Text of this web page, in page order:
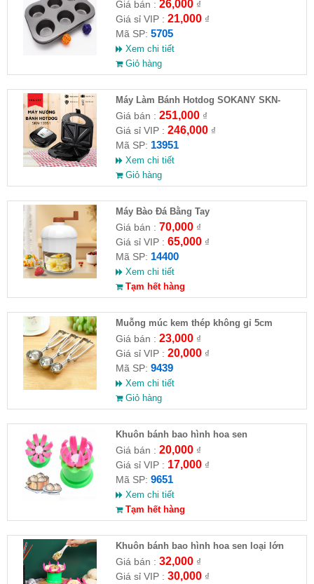
Giá bán : 26,000₫
Giá sỉ VIP : 21,000₫
Mã SP: 5705
Xem chi tiết
Giỏ hàng
Máy Làm Bánh Hotdog SOKANY SKN-
13951
Giá bán : 251,000₫
Giá sỉ VIP : 246,000₫
Mã SP: 13951
Xem chi tiết
Giỏ hàng
Máy Bào Đá Bằng Tay
Giá bán : 70,000₫
Giá sỉ VIP : 65,000₫
Mã SP: 14400
Xem chi tiết
Tạm hết hàng
Muỗng múc kem thép không gỉ 5cm
Giá bán : 23,000₫
Giá sỉ VIP : 20,000₫
Mã SP: 9439
Xem chi tiết
Giỏ hàng
Khuôn bánh bao hình hoa sen
Giá bán : 20,000₫
Giá sỉ VIP : 17,000₫
Mã SP: 9651
Xem chi tiết
Tạm hết hàng
Khuôn bánh bao hình hoa sen loại lớn
Giá bán : 32,000₫
Giá sỉ VIP : 30,000₫